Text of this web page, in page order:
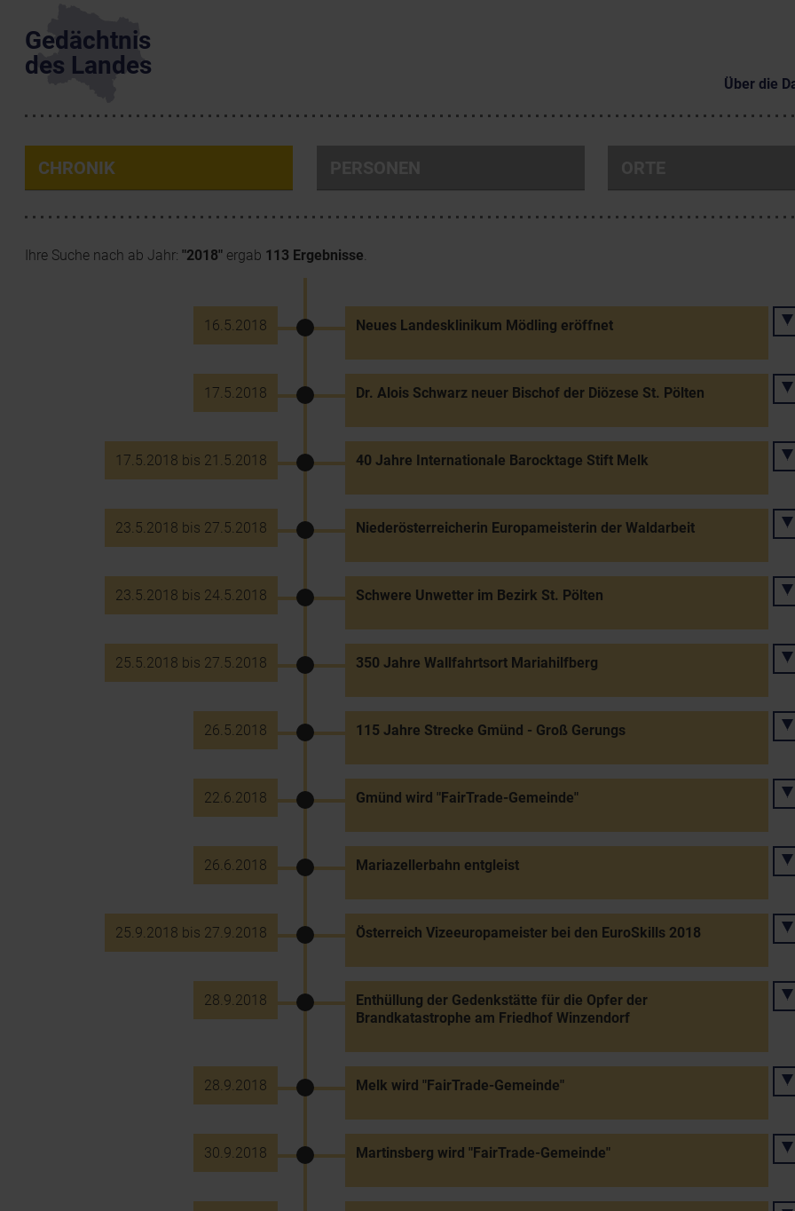
Gedächtnis
des Landes
Über die
CHRONIK
Ihre Suche nach ab Jahr: "2018" ergab 113 Ergebnisse.
16.5.2018 Neues Landesklinikum Mödling eröffnet
17.5.2018 Dr. Alois Schwarz neuer Bischof der Diözese St. Pölten
17.5.2018 bis 21.5.2018 40 Jahre Internationale Barocktage Stift Melk
23.5.2018 bis 27.5.2018 Niederösterreicherin Europameisterin der Waldarbeit
23.5.2018 bis 24.5.2018 Schwere Unwetter im Bezirk St. Pölten
25.5.2018 bis 27.5.2018 350 Jahre Wallfahrtsort Mariahilfberg
26.5.2018 115 Jahre Strecke Gmünd - Groß Gerungs
22.6.2018 Gmünd wird "FairTrade-Gemeinde"
26.6.2018 Mariazellerbahn entgleist
25.9.2018 bis 27.9.2018 Österreich Vizeeuropameister bei den EuroSkills 2018
28.9.2018
Enthüllung der Gedenkstätte für die Opfer der
Brandkatastrophe am Friedhof Winzendorf
28.9.2018 Melk wird "FairTrade-Gemeinde"
30.9.2018 Martinsberg wird "FairTrade-Gemeinde"